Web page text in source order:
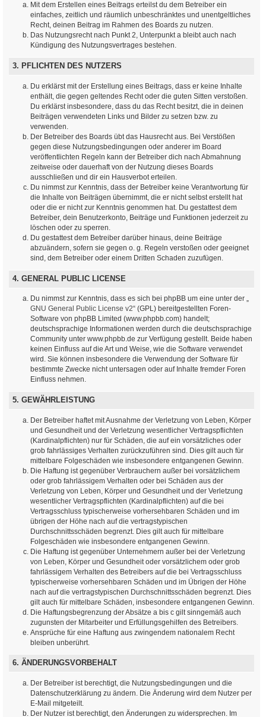
Mit dem Erstellen eines Beitrags erteilst du dem Betreiber ein
einfaches, zeitlich und räumlich unbeschränktes und unentgeltliches
Recht, deinen Beitrag im Rahmen des Boards zu nutzen.
Das Nutzungsrecht nach Punkt 2, Unterpunkt a bleibt auch nach
Kündigung des Nutzungsvertrages bestehen.
3. PFLICHTEN DES NUTZERS
Du erklärst mit der Erstellung eines Beitrags, dass er keine Inhalte
enthält, die gegen geltendes Recht oder die guten Sitten verstoßen.
Du erklärst insbesondere, dass du das Recht besitzt, die in deinen
Beiträgen verwendeten Links und Bilder zu setzen bzw. zu
verwenden.
Der Betreiber des Boards übt das Hausrecht aus. Bei Verstößen
gegen diese Nutzungsbedingungen oder anderer im Board
veröffentlichten Regeln kann der Betreiber dich nach Abmahnung
zeitweise oder dauerhaft von der Nutzung dieses Boards
ausschließen und dir ein Hausverbot erteilen.
Du nimmst zur Kenntnis, dass der Betreiber keine Verantwortung für
die Inhalte von Beiträgen übernimmt, die er nicht selbst erstellt hat
oder die er nicht zur Kenntnis genommen hat. Du gestattest dem
Betreiber, dein Benutzerkonto, Beiträge und Funktionen jederzeit zu
löschen oder zu sperren.
Du gestattest dem Betreiber darüber hinaus, deine Beiträge
abzuändern, sofern sie gegen o. g. Regeln verstoßen oder geeignet
sind, dem Betreiber oder einem Dritten Schaden zuzufügen.
4. GENERAL PUBLIC LICENSE
Du nimmst zur Kenntnis, dass es sich bei phpBB um eine unter der „
GNU General Public License v2“ (GPL) bereitgestellten Foren-
Software von phpBB Limited (www.phpbb.com) handelt;
deutschsprachige Informationen werden durch die deutschsprachige
Community unter www.phpbb.de zur Verfügung gestellt. Beide haben
keinen Einfluss auf die Art und Weise, wie die Software verwendet
wird. Sie können insbesondere die Verwendung der Software für
bestimmte Zwecke nicht untersagen oder auf Inhalte fremder Foren
Einfluss nehmen.
5. GEWÄHRLEISTUNG
Der Betreiber haftet mit Ausnahme der Verletzung von Leben, Körper
und Gesundheit und der Verletzung wesentlicher Vertragspflichten
(Kardinalpflichten) nur für Schäden, die auf ein vorsätzliches oder
grob fahrlässiges Verhalten zurückzuführen sind. Dies gilt auch für
mittelbare Folgeschäden wie insbesondere entgangenen Gewinn.
Die Haftung ist gegenüber Verbrauchern außer bei vorsätzlichem
oder grob fahrlässigem Verhalten oder bei Schäden aus der
Verletzung von Leben, Körper und Gesundheit und der Verletzung
wesentlicher Vertragspflichten (Kardinalpflichten) auf die bei
Vertragsschluss typischerweise vorhersehbaren Schäden und im
übrigen der Höhe nach auf die vertragstypischen
Durchschnittsschäden begrenzt. Dies gilt auch für mittelbare
Folgeschäden wie insbesondere entgangenen Gewinn.
Die Haftung ist gegenüber Unternehmern außer bei der Verletzung
von Leben, Körper und Gesundheit oder vorsätzlichem oder grob
fahrlässigem Verhalten des Betreibers auf die bei Vertragsschluss
typischerweise vorhersehbaren Schäden und im Übrigen der Höhe
nach auf die vertragstypischen Durchschnittsschäden begrenzt. Dies
gilt auch für mittelbare Schäden, insbesondere entgangenen Gewinn.
Die Haftungsbegrenzung der Absätze a bis c gilt sinngemäß auch
zugunsten der Mitarbeiter und Erfüllungsgehilfen des Betreibers.
Ansprüche für eine Haftung aus zwingendem nationalem Recht
bleiben unberührt.
6. ÄNDERUNGSVORBEHALT
Der Betreiber ist berechtigt, die Nutzungsbedingungen und die
Datenschutzerklärung zu ändern. Die Änderung wird dem Nutzer per
E-Mail mitgeteilt.
Der Nutzer ist berechtigt, den Änderungen zu widersprechen. Im